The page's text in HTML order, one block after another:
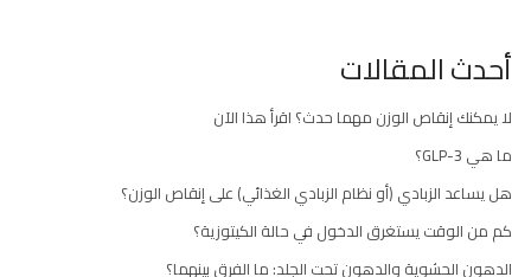
أحدث المقالات
لا يمكنك إنقاص الوزن مهما حدث؟ اقرأ هذا الآن
ما هي GLP-3؟
هل يساعد الزبادي (أو نظام الزبادي الغذائي) على إنقاص الوزن؟
كم من الوقت يستغرق الدخول في حالة الكيتوزية؟
الدهون الحشوية والدهون تحت الجلد: ما الفرق بينهما؟